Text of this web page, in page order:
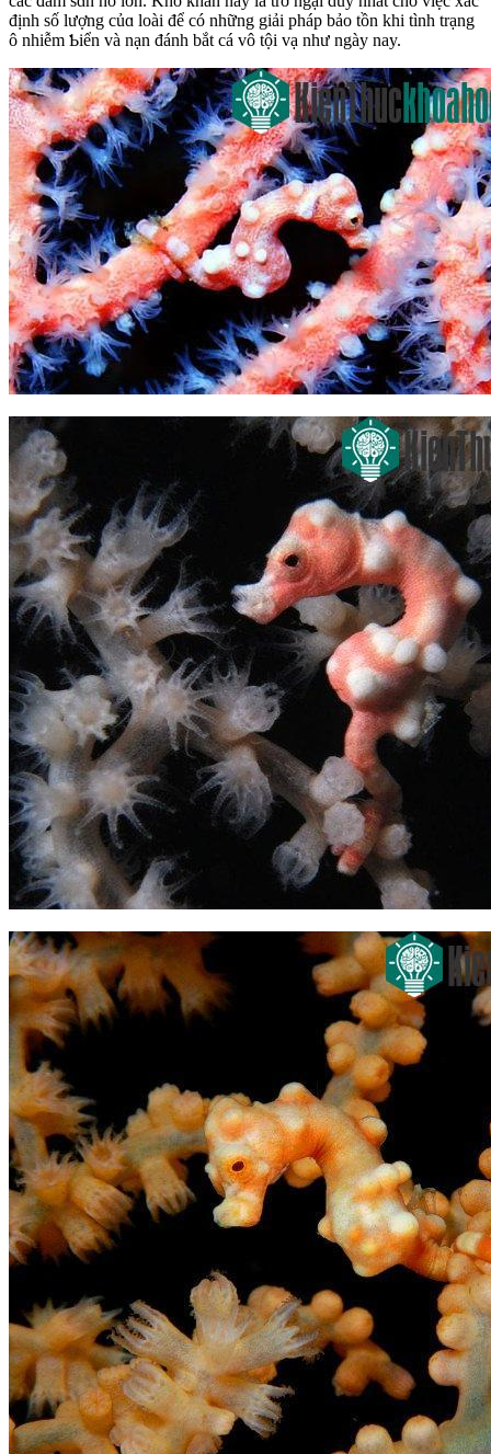
định số lượng củɑ loài để có những giải pháp bảo tồn khi tình trạng
ô nhiễm Ƅiển và nạn đánh bắt cá vô tội vạ như ngàу nay.